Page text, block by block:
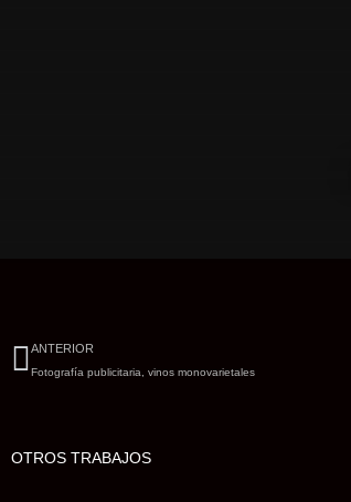
Ant
ANTERIOR
Fotografía publicitaria, vinos monovarietales
OTROS TRABAJOS